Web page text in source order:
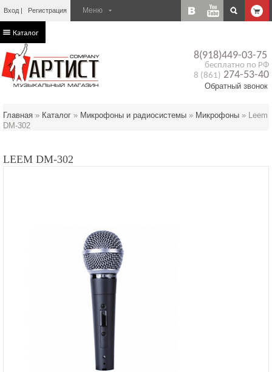
Вход Регистрация
8(918)449-03-75
бесплатно по РФ
8 (861) 274-53-40
Обратный звонок
Каталог
Главная » Каталог » Микрофоны и радиосистемы » Микрофоны » Leem
DM-302
LEEM DM-302